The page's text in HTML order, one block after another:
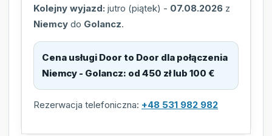
Kolejny wyjazd: jutro (piątek) - 07.08.2026 z
Niemcy do Golancz.
Cena usługi Door to Door dla połączenia
Niemcy - Golancz: od 450 zł lub 100 €
Rezerwacja telefoniczna: +48 531 982 982